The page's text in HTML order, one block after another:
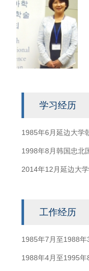
学习经历
1985年6月延边大学
1998年8月韩国忠北
2014年12月延边大
工作经历
1985年7月至1988
1988年4月至1995